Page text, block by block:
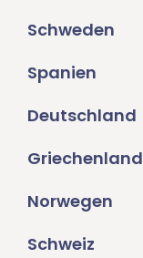
Schweden
Spanien
Deutschland
Griechenland
Norwegen
Schweiz